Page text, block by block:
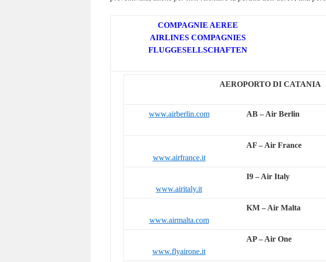
COMPAGNIE AEREE
AIRLINES COMPAGNIES
FLUGGESELLSCHAFTEN
AEROPORTO DI CATANIA
www.airberlin.com AB – Air Berlin
www.airfrance.it
AF – Air France
www.airitaly.it
I9 – Air Italy
www.airmalta.com
KM – Air Malta
www.flyairone.it
AP – Air One